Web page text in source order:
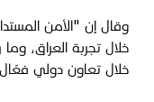
وقال إن "الأمن
خلال تجربة العراق،
خلال تعاون دولي